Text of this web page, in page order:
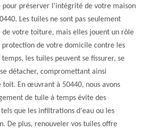
pour préserver l'intégrité de votre maison
Les tuiles ne sont pas seulement
de votre toiture, mais elles jouent un rôle
de votre domicile contre les
les tuiles peuvent se fissurer, se
détacher, compromettant ainsi
toit. En œuvrant à 50440, nous avons
de tuile à temps évite des
que les infiltrations d'eau ou les
De plus, renouveler vos tuiles offre